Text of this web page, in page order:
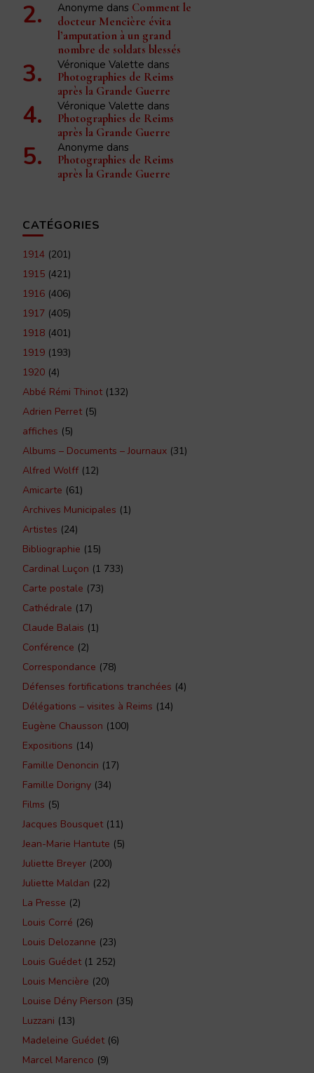
Anonyme dans Comment le
docteur Mencière évita
l’amputation à un grand
nombre de soldats blessés
Véronique Valette dans
Photographies de Reims
après la Grande Guerre
Véronique Valette dans
Photographies de Reims
après la Grande Guerre
Anonyme dans
Photographies de Reims
après la Grande Guerre
CATÉGORIES
1914 (201)
1915 (421)
1916 (406)
1917 (405)
1918 (401)
1919 (193)
1920 (4)
Abbé Rémi Thinot(132)
Adrien Perret(5)
affiches (5)
Albums – Documents – Journaux (31)
Alfred Wolff (12)
Amicarte (61)
Archives Municipales (1)
Artistes (24)
Bibliographie (15)
Cardinal Luçon (1 733)
Carte postale (73)
Cathédrale (17)
Claude Balais (1)
Conférence (2)
Correspondance (78)
Défenses fortifications tranchées (4)
Délégations – visites à Reims (14)
Eugène Chausson (100)
Expositions (14)
Famille Denoncin (17)
Famille Dorigny (34)
Films (5)
Jacques Bousquet(11)
Jean-Marie Hantute (5)
Juliette Breyer (200)
Juliette Maldan (22)
La Presse (2)
Louis Corré (26)
Louis Delozanne (23)
Louis Guédet(1 252)
Louis Mencière (20)
Louise Dény Pierson (35)
Luzzani (13)
Madeleine Guédet(6)
Marcel Marenco (9)